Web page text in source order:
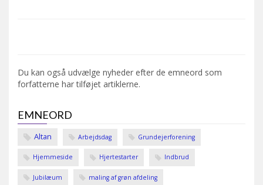
Du kan også udvælge nyheder efter de emneord som
forfatterne har tilføjet artiklerne.
EMNEORD
Altan Arbejdsdag Grundejerforening
Hjemmeside Hjertestarter Indbrud
Jubilæum maling af grøn afdeling